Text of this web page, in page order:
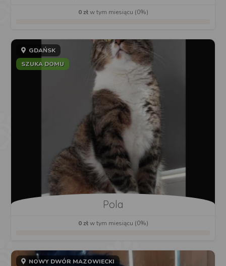
0 złw tym miesiącu (0%)
GDAŃSK
SZUKA DOMU
Pola
0 złw tym miesiącu (0%)
NOWY DWÓR MAZOWIECKI